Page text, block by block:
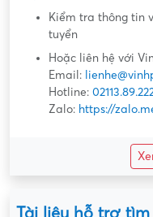
Kiểm tra thông tin
tuyển
Hoặc liên hệ với
Email:
Hotline:
Zalo: https://